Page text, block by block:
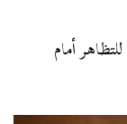
أمام